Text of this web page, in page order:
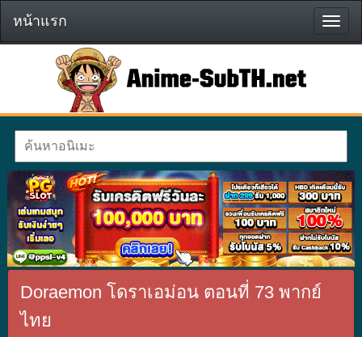
หน้า
แรก
หน้าแรก
Doraemon โดราเอม่อน ตอนที่ 73 พากย์
ไทย